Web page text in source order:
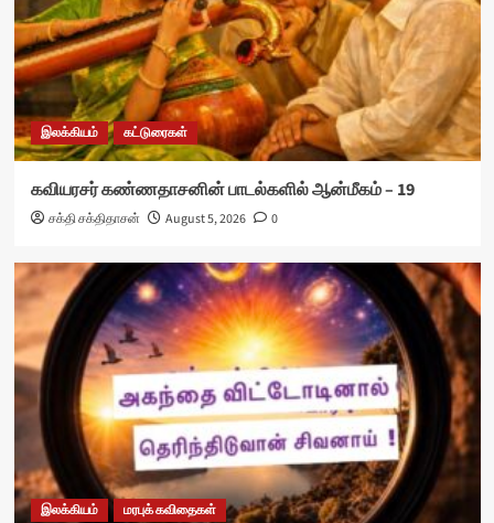
இலக்கியம் கட்டுரைகள்
கவியரசர் கண்ணதாசனின் பாடல்களில் ஆன்மீகம் – 19
சக்தி சக்திதாசன் August 5, 2026 0
இலக்கியம் மரபுக் கவிதைகள்